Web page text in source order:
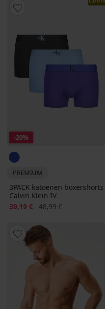
-20%
PREMIUM
3PACK katoenen boxershorts
Calvin Klein IV
Korting
39,19 € Oorspronkelijke prijs
48,99 €